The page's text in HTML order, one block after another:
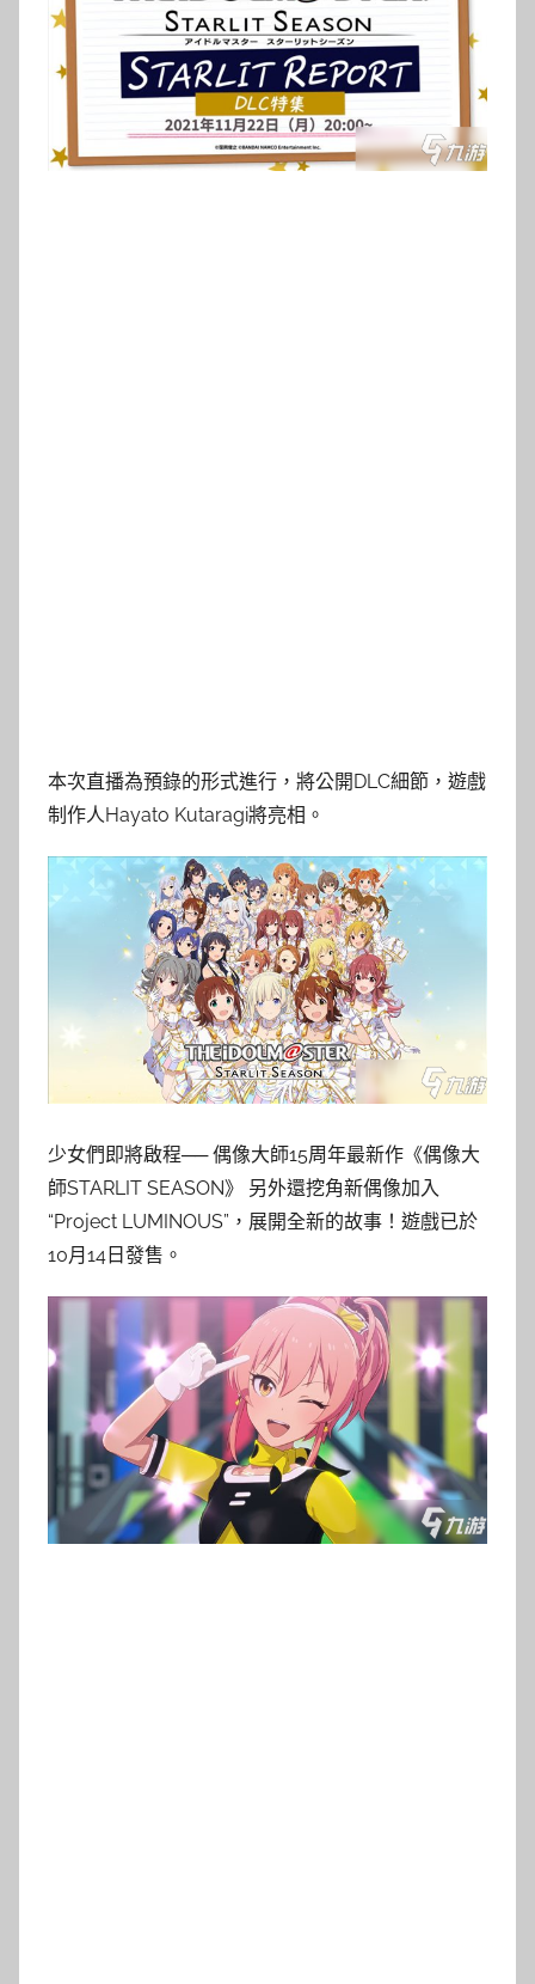
本次直播為預錄的形式進行，將公開DLC細節，遊戲
制作人Hayato Kutaragi將亮相。
少女們即將啟程── 偶像大師15周年最新作《偶像大
師STARLIT SEASON》 另外還挖角新偶像加入
“Project LUMINOUS”，展開全新的故事！遊戲已於
10月14日發售。